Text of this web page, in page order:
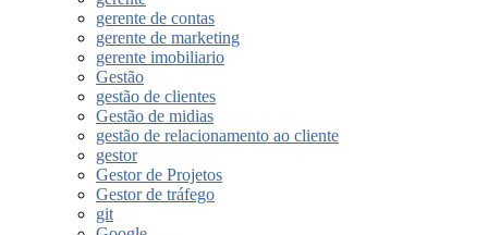
gerente de contas
gerente de marketing
gerente imobiliario
Gestão
gestão de clientes
Gestão de midias
gestão de relacionamento ao cliente
gestor
Gestor de Projetos
Gestor de tráfego
git